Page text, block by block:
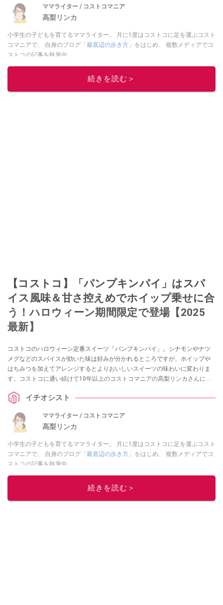
ママライター / コストコマニア
高梨リンカ
小学生の子どもを育てるママライター。 月に1度はコストコに足を運ぶコスト
コマニアで、 自身のブログ 「最底辺の歩き方」 をはじめ、 複数メディアでコ
ストコの記事を執筆中。
このイチオシストの他の記事を読む
続きを読む＞
【コストコ】「パンプキンパイ」はスパ
イス風味＆甘さ控えめでホイップ乗せに合
う！ハロウィーン期間限定で登場【2025
最新】
コストコのハロウィーン定番スイーツ「パンプキンパイ」。シナモンやナツ
メグなどのスパイスが効いた味は好みが分かれるところですが、ホイップや
はちみつを加えてアレンジするとよりおいしいスイーツの味わいに変わりま
す。コストコに通い続けて10年以上のコストコマニアの高梨リンカさんに、
がいました。あわせて、コストコ巨大ホールスイーツの「キャラメルフラ
イチオシスト
ママライター / コストコマニア
高梨リンカ
小学生の子どもを育てるママライター。 月に1度はコストコに足を運ぶコスト
コマニアで、 自身のブログ 「最底辺の歩き方」 をはじめ、 複数メディアでコ
ストコの記事を執筆中。
このイチオシストの他の記事を読む
続きを読む＞